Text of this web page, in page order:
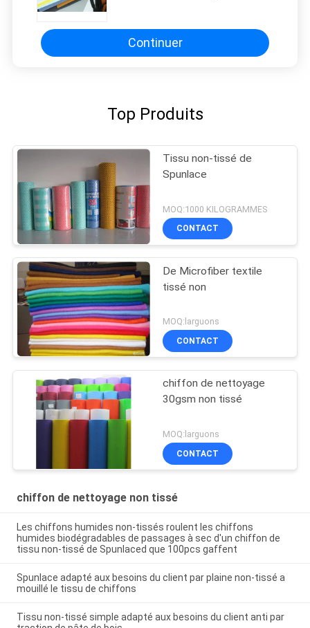
Continuer
Top Produits
Tissu non-tissé de
Spunlace
MOQ:1000 KILOGRAMMES
CONTACT
De Microfiber textile
tissé non
MOQ:larguons
CONTACT
chiffon de nettoyage
30gsm non tissé
MOQ:larguons
CONTACT
chiffon de nettoyage non tissé
Les chiffons humides non-tissés roulent les chiffons
humides biodégradables de passages à sec d'un chiffon de
tissu non-tissé de Spunlaced que 100pcs gaffent
Spunlace adapté aux besoins du client par plaine non-tissé a
mouillé le tissu de chiffons
Tissu non-tissé simple adapté aux besoins du client anti par